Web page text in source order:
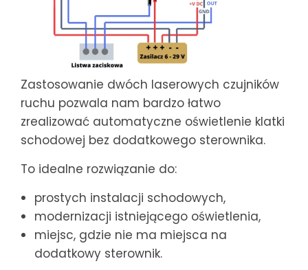
Zastosowanie dwóch laserowych czujników
ruchu pozwala nam bardzo łatwo
zrealizować automatyczne oświetlenie klatki
schodowej bez dodatkowego sterownika.
To idealne rozwiązanie do:
prostych instalacji schodowych,
modernizacji istniejącego oświetlenia,
miejsc, gdzie nie ma miejsca na
dodatkowy sterownik.